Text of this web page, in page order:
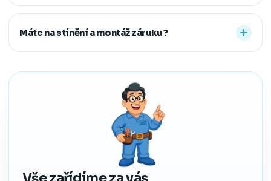
hotové a vy spokojení. Preferujeme platbu převodem,
Ano. Staré žaluzie nebo rolety za vás profesionálně
předem říct a o všechno se postaráme, abyste neměli
žádné starosti navíc.
Máte na stínění a montáž záruku?
podle typu stínění. Používáme kvalitní materiály a precizní
zpracování, a pokud by přesto bylo potřeba cokoliv řešit,
náš servis vyřídíme rychle a férově.